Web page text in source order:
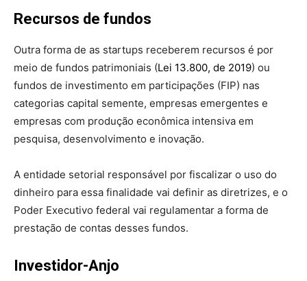
Recursos de fundos
Outra forma de as startups receberem recursos é por
meio de fundos patrimoniais (Lei 13.800, de 2019) ou
fundos de investimento em participações (FIP) nas
categorias capital semente, empresas emergentes e
empresas com produção econômica intensiva em
pesquisa, desenvolvimento e inovação.
A entidade setorial responsável por fiscalizar o uso do
dinheiro para essa finalidade vai definir as diretrizes, e o
Poder Executivo federal vai regulamentar a forma de
prestação de contas desses fundos.
Investidor-Anjo